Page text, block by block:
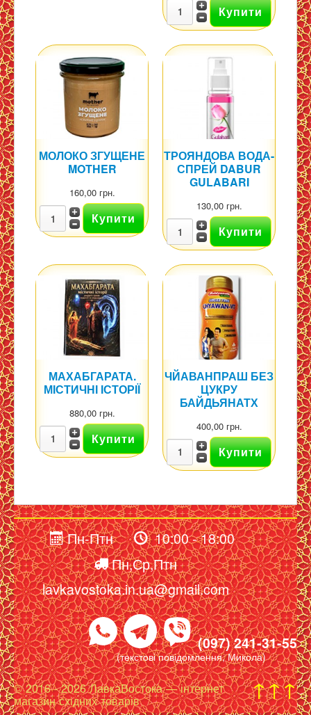
МОЛОКО ЗГУЩЕНЕ
MOTHER
160,00 грн.
ТРОЯНДОВА ВОДА-
СПРЕЙ DABUR
GULABARI
130,00 грн.
МАХАБГАРАТА.
МІСТИЧНІ ІСТОРІЇ
880,00 грн.
ЧЙАВАНПРАШ БЕЗ
ЦУКРУ
БАЙДЬЯНАТХ
400,00 грн.
Пн-Птн
10:00 - 18:00
Пн,Ср,Птн
lavkavostoka.in.ua@gmail.com
(097) 241-31-55
(текстові повідомлення, Микола)
↑↑↑
© 2016 - 2026 ЛавкаВостока — інтернет
магазин східних товарів